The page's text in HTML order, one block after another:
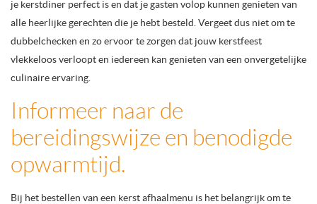
je kerstdiner perfect is en dat je gasten volop kunnen genieten van
alle heerlijke gerechten die je hebt besteld. Vergeet dus niet om te
dubbelchecken en zo ervoor te zorgen dat jouw kerstfeest
vlekkeloos verloopt en iedereen kan genieten van een onvergetelijke
culinaire ervaring.
Informeer naar de
bereidingswijze en benodigde
opwarmtijd.
Bij het bestellen van een kerst afhaalmenu is het belangrijk om te